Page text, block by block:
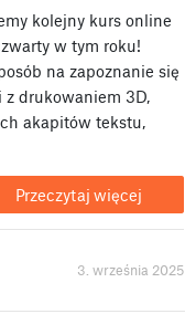
kolejny kurs online
w tym roku!
na zapoznanie się
drukowaniem 3D,
akapitów tekstu,
Przeczytaj więcej
3. września 2025